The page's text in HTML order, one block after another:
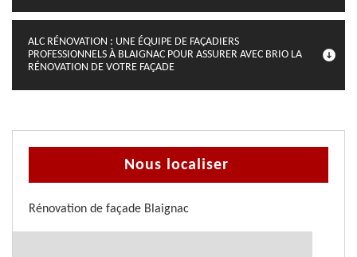
ALC RÉNOVATION : UNE ÉQUIPE DE FAÇADIERS
PROFESSIONNELS À BLAIGNAC POUR ASSURER AVEC BRIO LA
RÉNOVATION DE VOTRE FAÇADE
Nous localiser
Rénovation de façade Blaignac